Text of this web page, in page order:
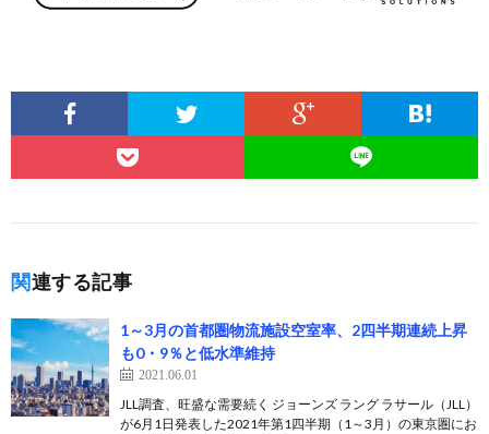
関連する記事
1～3月の首都圏物流施設空室率、2四半期連続上昇
も0・9％と低水準維持
2021.06.01
JLL調査、旺盛な需要続く ジョーンズ ラング ラサール（JLL）
が6月1日発表した2021年第1四半期（1～3月）の東京圏にお